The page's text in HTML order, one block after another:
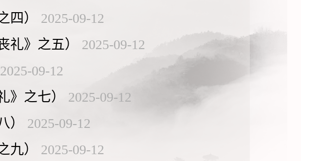
四）
2025-09-12
礼》之五）
2025-09-12
2025-09-12
》之七）
2025-09-12
）
2025-09-12
九）
2025-09-12